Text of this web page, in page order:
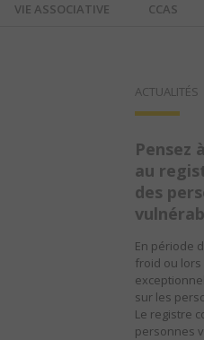
VIE ASSOCIATIVE CCAS
ACTUALITÉS
Pensez
au
des
En période
froid ou
sur les
Le registre
personnes